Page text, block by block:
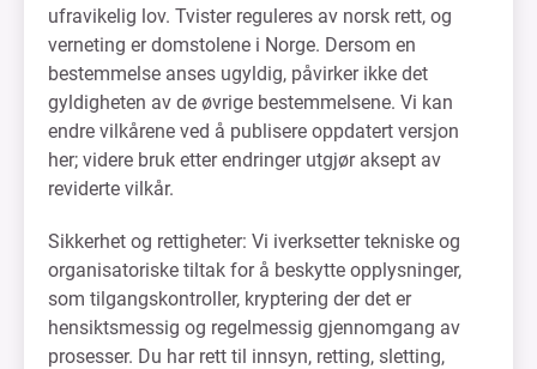
ufravikelig lov. Tvister reguleres av norsk rett, og
verneting er domstolene i Norge. Dersom en
bestemmelse anses ugyldig, påvirker ikke det
gyldigheten av de øvrige bestemmelsene. Vi kan
endre vilkårene ved å publisere oppdatert versjon
her; videre bruk etter endringer utgjør aksept av
reviderte vilkår.
Sikkerhet og rettigheter: Vi iverksetter tekniske og
organisatoriske tiltak for å beskytte opplysninger,
som tilgangskontroller, kryptering der det er
hensiktsmessig og regelmessig gjennomgang av
prosesser. Du har rett til innsyn, retting, sletting,